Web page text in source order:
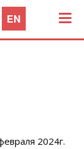
EN
2024г.